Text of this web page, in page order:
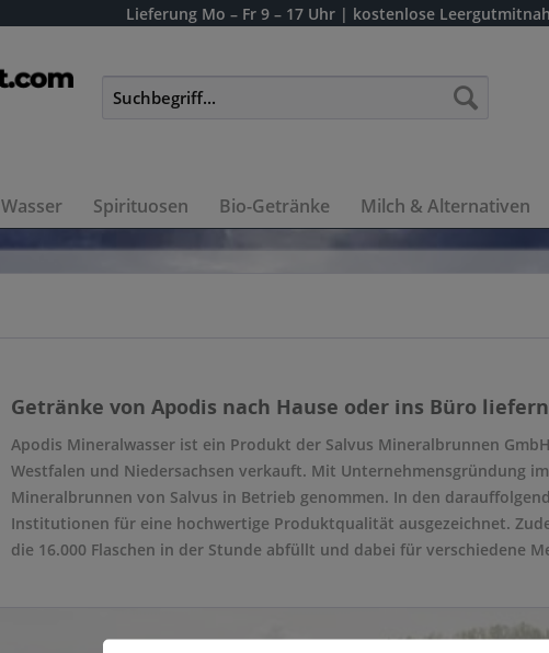
Lieferung Mo – Fr 9 – 17 Uhr | kostenlose
Wasser Spirituosen Bio-Getränke Milch & Alternativen
Getränke von Apodis nach Hause oder ins Büro
Apodis Mineralwasser ist ein Produkt der Salvus Mineralbrunnen
Westfalen und Niedersachsen verkauft. Mit Unternehmensgründung
Mineralbrunnen von Salvus in Betrieb genommen. In den
Institutionen für eine hochwertige Produktqualität ausgezeichnet.
die 16.000 Flaschen in der Stunde abfüllt und dabei für verschiedene